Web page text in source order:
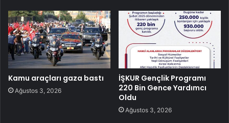
Kamu araçları gaza bastı
Ağustos 3, 2026
İŞKUR Gençlik Programı
220 Bin Gence Yardımcı
Oldu
Ağustos 3, 2026